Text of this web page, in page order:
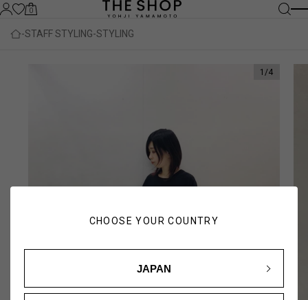
CHOOSE YOUR COUNTRY
JAPAN
0
STAFF STYLING STYLING
1 /4